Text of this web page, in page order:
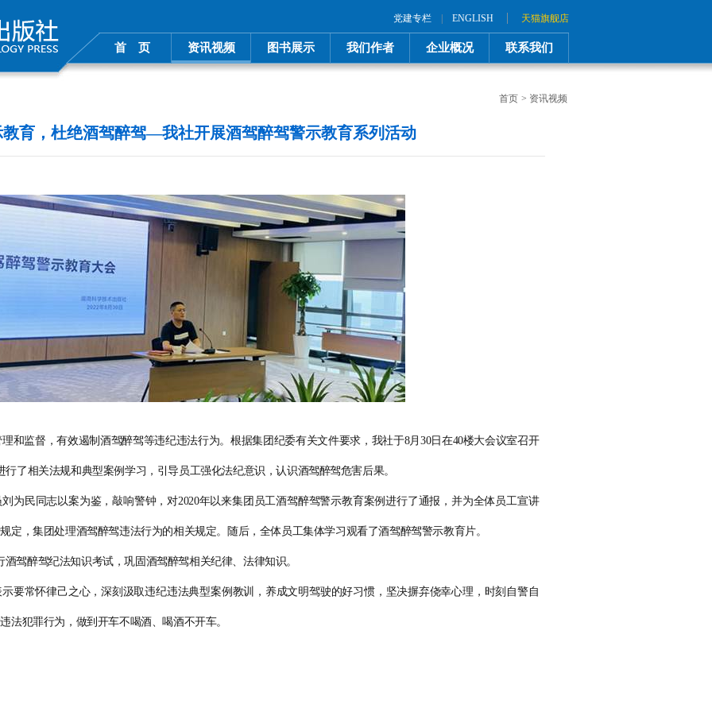
党建专栏 ENGLISH | 天猫旗舰店
首 页 资讯视频 图书展示 我们作者 企业概况 联系我们
首页 > 资讯视频
育，杜绝酒驾醉驾—我社开展酒驾醉驾警示教育系列活动
和监督，有效遏制酒驾醉驾等违纪违法行为。根据集团纪委有关文件要求，我社于8月30日在40楼大会议室召开
了相关法规和典型案例学习，引导员工强化法纪意识，认识酒驾醉驾危害后果。
为民同志以案为鉴，敲响警钟，对2020年以来集团员工酒驾醉驾警示教育案例进行了通报，并为全体员工宣讲
定，集团处理酒驾醉驾违法行为的相关规定。随后，全体员工集体学习观看了酒驾醉驾警示教育片。
驾醉驾纪法知识考试，巩固酒驾醉驾相关纪律、法律知识。
要常怀律己之心，深刻汲取违纪违法典型案例教训，养成文明驾驶的好习惯，坚决摒弃侥幸心理，时刻自警自
法犯罪行为，做到开车不喝酒、喝酒不开车。